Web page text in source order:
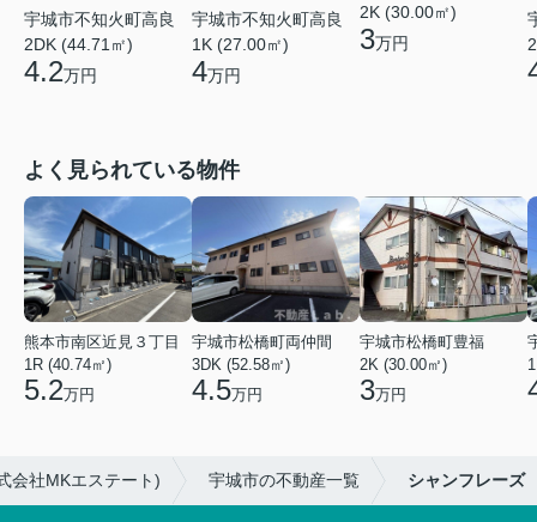
宇城市不知火町高良
2DK (44.71㎡)
4.2万円
宇城市不知火町高良
1K (27.00㎡)
4万円
2K (30.00㎡)
3万円
よく見られている物件
熊本市南区近見３丁目
1R (40.74㎡)
5.2万円
宇城市松橋町両仲間
3DK (52.58㎡)
4.5万円
宇城市松橋町豊福
2K (30.00㎡)
3万円
会社MKエステート) 宇城市の不動産一覧 シャンフレーズ